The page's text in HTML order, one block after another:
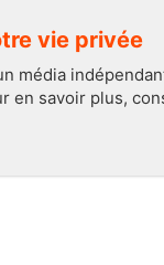
vie privée
média
en savoir plus,